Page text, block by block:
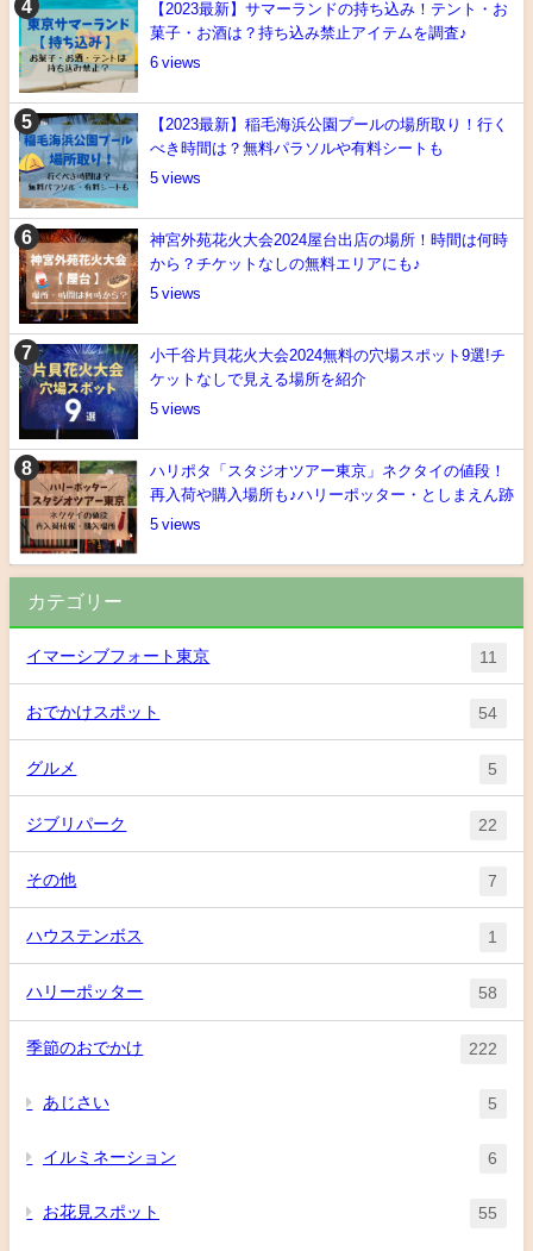
【2023最新】サマーランドの持ち込み！テント・お
菓子・お酒は？持ち込み禁止アイテムを調査♪
6
【2023最新】稲毛海浜公園プールの場所取り！行く
べき時間は？無料パラソルや有料シートも
5
神宮外苑花火大会2024屋台出店の場所！時間は何時
から？チケットなしの無料エリアにも♪
5
小千谷片貝花火大会2024無料の穴場スポット9選!チ
ケットなしで見える場所を紹介
5
ハリポタ「スタジオツアー東京」ネクタイの値段！
再入荷や購入場所も♪ハリーポッター・としまえん跡
5
カテゴリー
イマーシブフォート東京 11
おでかけスポット 54
グルメ 5
ジブリパーク 22
その他 7
ハウステンボス 1
ハリーポッター 58
季節のおでかけ 222
あじさい 5
イルミネーション 6
お花見スポット 55